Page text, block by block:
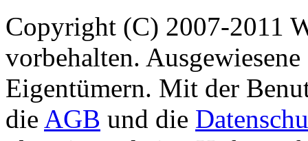
Copyright (C) 2007-2011
vorbehalten.
Eigentümern. Mit der
die AGB und die